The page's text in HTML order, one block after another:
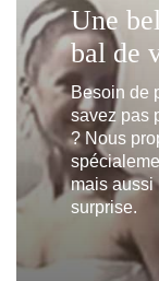
Une
bal de
Besoin de
savez pas
? Nous
mais aussi
surprise.